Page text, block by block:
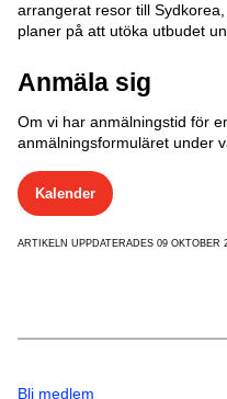
arrangerat resor till
planer på att utöka utbudet
Anmäla sig
Om vi har anmälningstid för
anmälningsformuläret under
Kalender
ARTIKELN UPPDATERADES 09 OKTOBER
Bli medlem